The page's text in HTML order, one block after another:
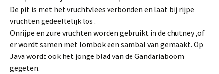
De pit is met het vruchtvlees verbonden en laat bij rijpe
vruchten gedeeltelijk los .
Onrijpe en zure vruchten worden gebruikt in de chutney ,of
er wordt samen met lombok een sambal van gemaakt. Op
Java wordt ook het jonge blad van de Gandariaboom
gegeten.